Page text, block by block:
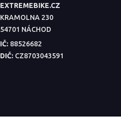
EXTREMEBIKE.CZ
KRAMOLNA 230
54701 NÁCHOD
IČ: 88526682
DIČ: CZ8703043591